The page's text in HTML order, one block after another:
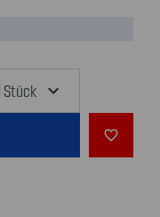
favorite_outline